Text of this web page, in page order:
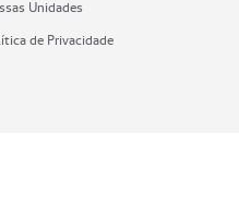
Unidades
de Privacidade